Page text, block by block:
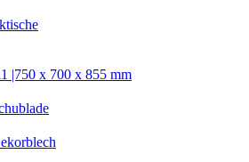
|750 x 700 x 855 mm